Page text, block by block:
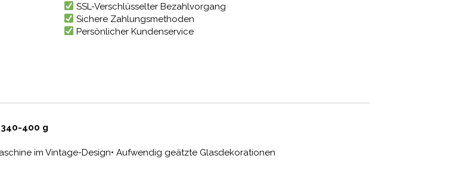
SSL-Verschlüsselter Bezahlvorgang
Sichere Zahlungsmethoden
Persönlicher Kundenservice
400 g
im Vintage-Design• Aufwendig geätzte Glasdekorationen